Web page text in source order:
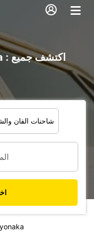
شاحنات الفان